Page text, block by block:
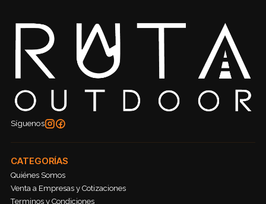
Síguenos
CATEGORÍAS
Quiénes Somos
Venta a Empresas y Cotizaciones
Terminos y Condiciones